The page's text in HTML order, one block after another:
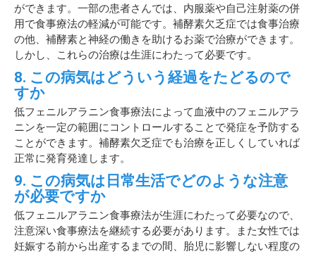
ができます。一部の患者さんでは、内服薬や自己注射薬の併
用で食事療法の軽減が可能です。補酵素欠乏症では食事治療
の他、補酵素と神経の働きを助けるお薬で治療ができます。
しかし、これらの治療は生涯にわたって必要です。
8. この病気はどういう経過をたどるので
すか
低フェニルアラニン食事療法によって血液中のフェニルアラ
ニンを一定の範囲にコントロールすることで発症を予防する
ことができます。補酵素欠乏症でも治療を正しくしていれば
正常に発育発達します。
9. この病気は日常生活でどのような注意
が必要ですか
低フェニルアラニン食事療法が生涯にわたって必要なので、
注意深い食事療法を継続する必要があります。また女性では
妊娠する前から出産するまでの間、胎児に影響しない程度の